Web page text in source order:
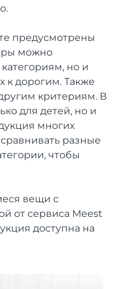
предусмотрены
можно
но и
к дорогим. Также
критериям. В
для детей, но и
многих
разные
чтобы
вещи с
от сервиса Meest
доступна на